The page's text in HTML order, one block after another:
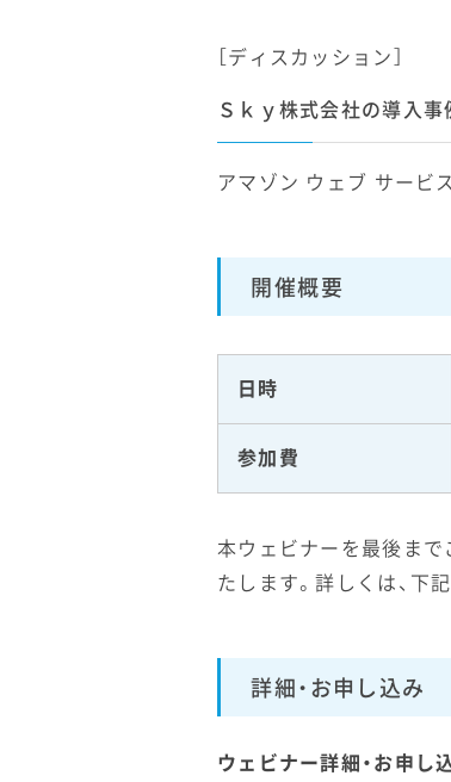
［ディスカッション］
Ｓｋｙ株式会社の導入事
アマゾン ウェブ サービ
開催概要
日時
参加費
本ウェビナーを最後ま
たします。詳しくは、下
詳細・お申し込み
ウェビナー詳細・お申し